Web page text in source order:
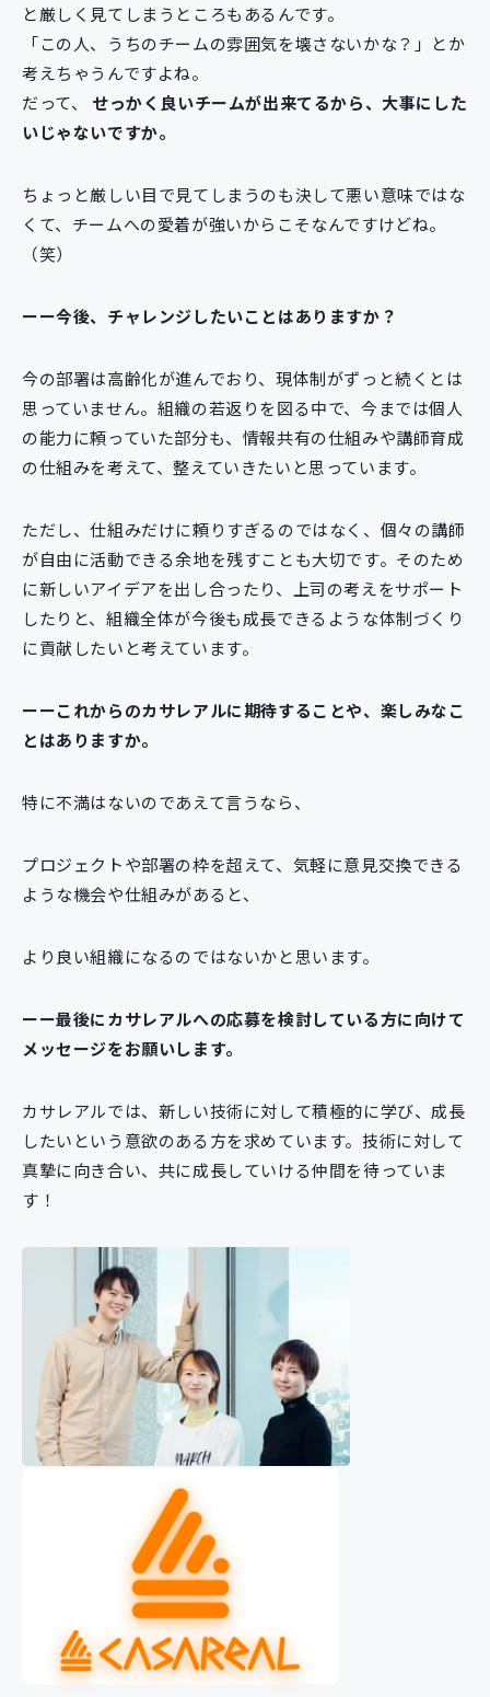
と厳しく見てしまうところもあるんです。
「この人、うちのチームの雰囲気を壊さないかな？」とか
考えちゃうんですよね。
だって、 せっかく良いチームが出来てるから、大事にした
いじゃないですか。
ちょっと厳しい目で見てしまうのも決して悪い意味ではな
くて、チームへの愛着が強いからこそなんですけどね。
（笑）
ーー今後、チャレンジしたいことはありますか？
今の部署は高齢化が進んでおり、現体制がずっと続くとは
思っていません。組織の若返りを図る中で、今までは個人
の能力に頼っていた部分も、情報共有の仕組みや講師育成
の仕組みを考えて、整えていきたいと思っています。
ただし、仕組みだけに頼りすぎるのではなく、個々の講師
が自由に活動できる余地を残すことも大切です。そのため
に新しいアイデアを出し合ったり、上司の考えをサポート
したりと、組織全体が今後も成長できるような体制づくり
に貢献したいと考えています。
ーーこれからのカサレアルに期待することや、楽しみなこ
とはありますか。
特に不満はないのであえて言うなら、
プロジェクトや部署の枠を超えて、気軽に意見交換できる
ような機会や仕組みがあると、
より良い組織になるのではないかと思います。
ーー最後にカサレアルへの応募を検討している方に向けて
メッセージをお願いします。
カサレアルでは、新しい技術に対して積極的に学び、成長
したいという意欲のある方を求めています。技術に対して
真摯に向き合い、共に成長していける仲間を待っていま
す！